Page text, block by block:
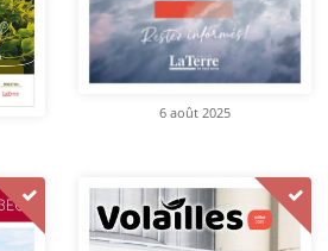
6 août 2025